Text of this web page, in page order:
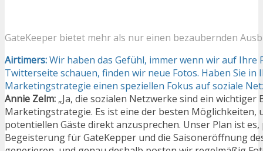
GateKeeper bietet mehr als nur einen bezaubernden
Airtimers:Wir haben das Gefühl, immer wenn wir auf Ihre
Twitterseite schauen, finden wir neue Fotos. Haben Sie in
Marketingstrategie einen speziellen Fokus auf soziale
Annie Zelm: „Ja, die sozialen Netzwerke sind ein
Marketingstrategie. Es ist eine der besten Möglichkeiten,
potentiellen Gäste direkt anzusprechen. Unser Plan ist
Begeisterung für GateKepper und die Saisoneröffnung